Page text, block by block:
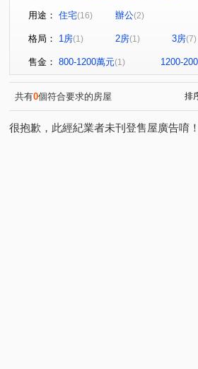
昌平大道
市政愛悅
寬埕仁和
台灣大道三段(4)
昌平路二段(1) (1) 崇
松竹五路一段(1) 朝馬七街(1)
上山二路(1)
用途： 住宅(16) 辦公(2)
格局： 1房(1) 2房(1) 3房(7)
售金： 800-1200萬元(1) 1200-
共有0個符合要求的房屋 排
很抱歉，此經紀業者未刊登售屋廣告唷！